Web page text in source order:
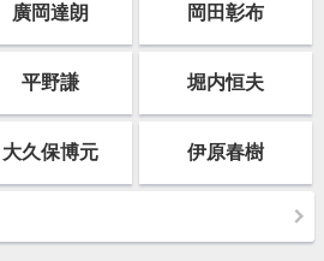
廣岡達朗 岡田彰布
平野謙 堀内恒夫
大久保博元 伊原春樹